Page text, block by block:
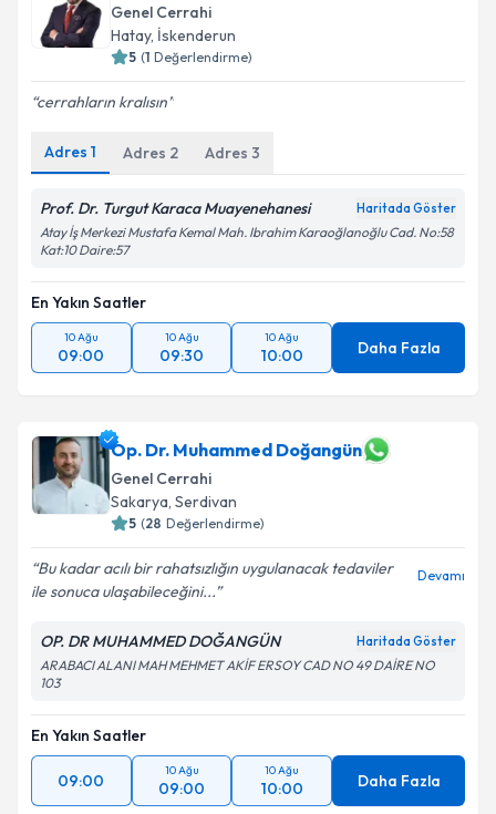
Genel Cerrahi
Hatay, İskenderun
5 (1 Değerlendirme)
cerrahların kralısın
Adres 1 Adres 2 Adres 3
Prof. Dr. Turgut Karaca Muayenehanesi Haritada Göster
Atay İş Merkezi Mustafa Kemal Mah. Ibrahim Karaoğlanoğlu Cad. No:58
Kat:10 Daire:57
En Yakın Saatler
10 Ağu
09:00
10 Ağu
09:30
10 Ağu
10:00 Daha Fazla
Op. Dr. Muhammed Doğangün
Genel Cerrahi
Sakarya, Serdivan
5 (28 Değerlendirme)
Bu kadar acılı bir rahatsızlığın uygulanacak tedaviler
ile sonuca ulaşabileceğini...
Devamı
OP. DR MUHAMMED DOĞANGÜN Haritada Göster
ARABACI ALANI MAH MEHMET AKİF ERSOY CAD NO 49 DAİRE NO
103
En Yakın Saatler
09:00
10 Ağu
09:00
10 Ağu
10:00 Daha Fazla